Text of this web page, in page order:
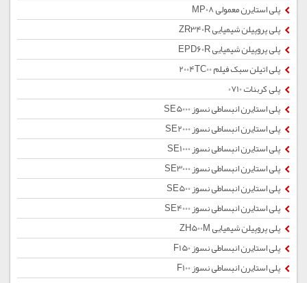
پلی استایرن معمولی MP08
پلی پروپیلن شیمیایی ZR340R
پلی پروپیلن شیمیایی EPD60R
پلی اتیلن سبک فیلم 2004TC00
پلی کربنات 0710
پلی استایرن انبساطی نسوز SE5000
پلی استایرن انبساطی نسوز SE2000
پلی استایرن انبساطی نسوز SE1000
پلی استایرن انبساطی نسوز SE3000
پلی استایرن انبساطی نسوز SE500
پلی استایرن انبساطی نسوز SE4000
پلی پروپیلن شیمیایی ZH500M
پلی استایرن انبساطی نسوز F150
پلی استایرن انبساطی نسوز F100